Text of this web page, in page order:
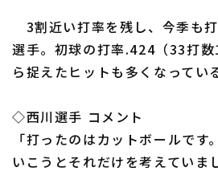
3割近い打率を残し、今季も
選手。初球の打率.424（33打
ら捉えたヒットも多くなってい
◇西川選手 コメント
「打ったのはカットボールです
いこうとそれだけを考えていま